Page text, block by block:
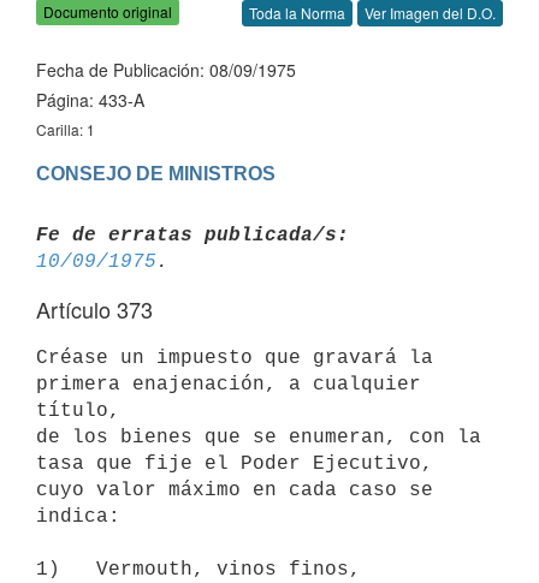
Documento original Toda la Norma Ver Imagen del D.O.
Fecha de Publicación: 08/09/1975
Página: 433-A
Carilla: 1
CONSEJO DE MINISTROS
Fe de erratas publicada/s:
10/09/1975
Artículo 373
Créase un impuesto que gravará la
primera enajenación, a cualquier
título,
de los bienes que se enumeran, con la
tasa que fije el Poder Ejecutivo,
cuyo valor máximo en cada caso se
indica:
1)   Vermouth, vinos finos,